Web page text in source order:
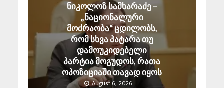
ნიკოლოზ სამხარაძე –
„ნაციონალური
მოძრაობა“ ცდილობს,
რომ სხვა პატარა თუ
დამოუკიდებელი
პარტია მოგუდოს, რათა
ოპოზიციაში თავად იყოს
August 6, 2026